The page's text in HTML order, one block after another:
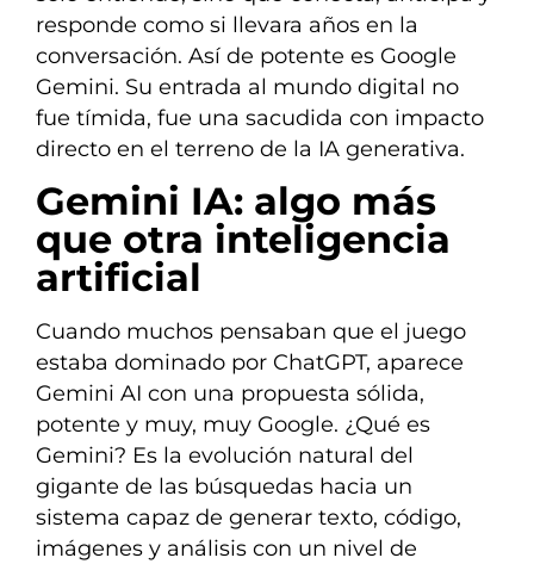
responde como si llevara años en la
conversación. Así de potente es Google
Gemini. Su entrada al mundo digital no
fue tímida, fue una sacudida con impacto
directo en el terreno de la IA generativa.
Gemini IA: algo más
que otra inteligencia
artificial
Cuando muchos pensaban que el juego
estaba dominado por ChatGPT, aparece
Gemini AI con una propuesta sólida,
potente y muy, muy Google. ¿Qué es
Gemini? Es la evolución natural del
gigante de las búsquedas hacia un
sistema capaz de generar texto, código,
imágenes y análisis con un nivel de